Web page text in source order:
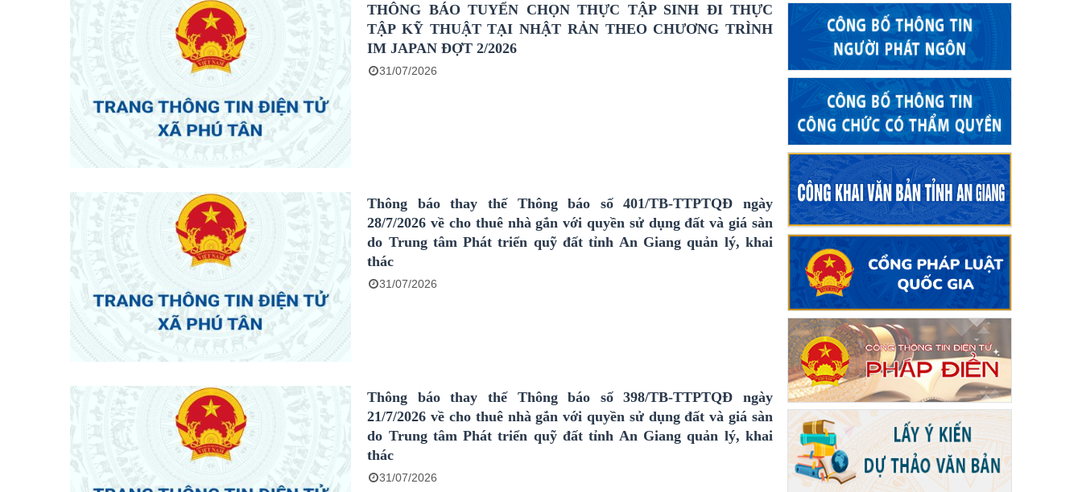
THÔNG BÁO TUYỂN CHỌN THỰC TẬP SINH ĐI THỰC
TẬP KỸ THUẬT TẠI NHẬT RẢN THEO CHƯƠNG TRÌNH
IM JAPAN ĐỢT 2/2026
31/07/2026
Thông báo thay thế Thông báo số 401/TB-TTPTQĐ ngày
28/7/2026 về cho thuê nhà gắn với quyền sử dụng đất và giá sàn
do Trung tâm Phát triển quỹ đất tỉnh An Giang quản lý, khai
thác
31/07/2026
Thông báo thay thế Thông báo số 398/TB-TTPTQĐ ngày
21/7/2026 về cho thuê nhà gắn với quyền sử dụng đất và giá sàn
do Trung tâm Phát triển quỹ đất tỉnh An Giang quản lý, khai
thác
31/07/2026